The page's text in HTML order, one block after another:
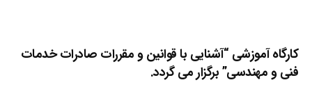
کارگاه آموزشی “آشنایی با قوانین و مقررات صادرات خدمات
فنی و مهندسی” برگزار می گردد.